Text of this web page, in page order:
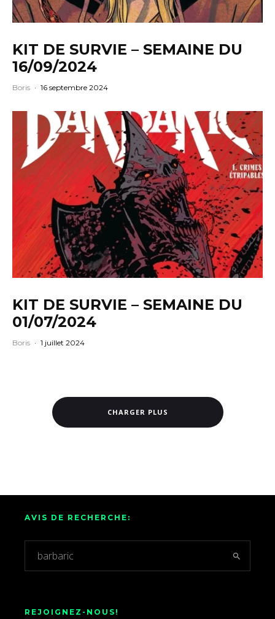
KIT DE SURVIE – SEMAINE DU
16/09/2024
Boris · 16 septembre 2024
KIT DE SURVIE – SEMAINE DU
01/07/2024
Boris · 1 juillet 2024
CHARGER PLUS
AVIS DE RECHERCHE:
REJOIGNEZ-NOUS!